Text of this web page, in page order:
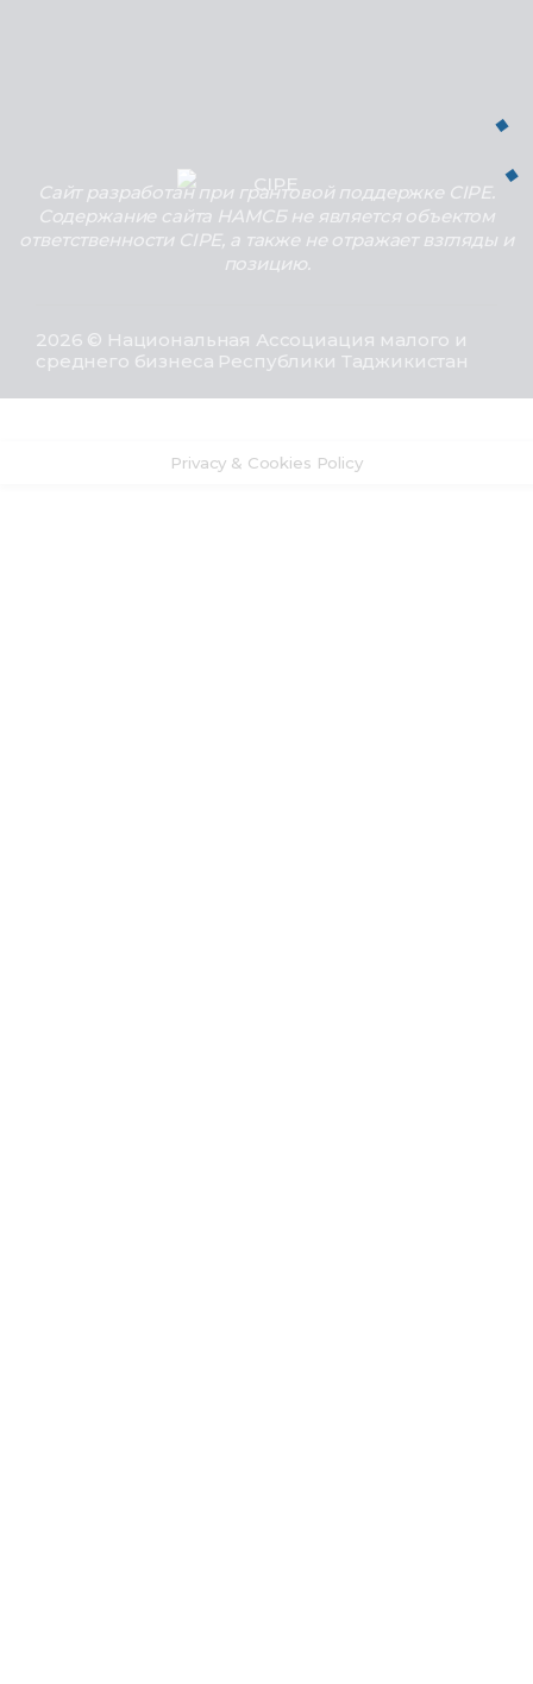
Сайт разработан при грантовой поддержке CIPE.
Содержание сайта НАМСБ не является объектом
ответственности CIPE, а также не отражает взгляды и
позицию.
2026 © Национальная Ассоциация малого и
среднего бизнеса Республики Таджикистан
Privacy & Cookies Policy